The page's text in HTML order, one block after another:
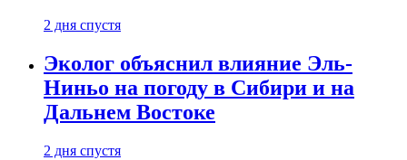
2 дня спустя
Эколог объяснил влияние Эль-
Ниньо на погоду в Сибири и на
Дальнем Востоке
2 дня спустя